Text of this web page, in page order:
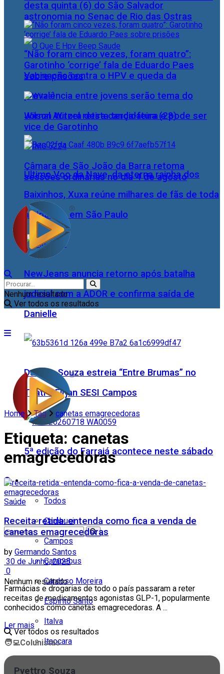
astronomia no Senac de Rio das Ostras
Vacinação contra o HPV e queda da
prevalência entre jovens serão tema do
Jornal Aurora desta terça-feira (28)
Último Voo da Nave, da eterna rainha dos
Baixinhos, Xuxa reúne milhares de fãs de toda
as idades, em São Paulo
NewJeans anuncia retorno após batalha
judicial com a ADOR e confirma saída de
Danielle
Daniele Souza estreia “Entre Brumas” no
Teatro Firjan SESI Campos
5ª edição do Farraiá acontece neste sábado
Cidades
Todos
Cambuci
Campos
Carapebus
Cardoso Moreira
Espírito Santo
Italva
Itaocara
desta quinta (6) do São Salvador
“Não foram cinco vezes, foram quatro”:
Garotinho ‘corrige’ fala de Eduardo Paes
sobre prisões
Wilson Witzel retira candidatura e pode ser
vice de Garotinho
Câmara de São João da Barra retoma
sessões ordinárias no dia 4 de agosto
Nenhum resultado
Ver todos os resultados
Nenhum resultado
Ver todos os resultados
Home Tag canetas emagrecedoras
Etiqueta: canetas
emagrecedoras
Saúde
Receita retida: entenda como fica a venda de
canetas emagrecedoras
by Germando Santos
30 de Junho, 2025
0
Farmácias e drogarias de todo o país passaram a reter
receitas de medicamentos agonistas GLP-1, popularmente
conhecidos como canetas emagrecedoras. A ...
Ler mais
🧑‍💻Colunistas
Pyettro Souza